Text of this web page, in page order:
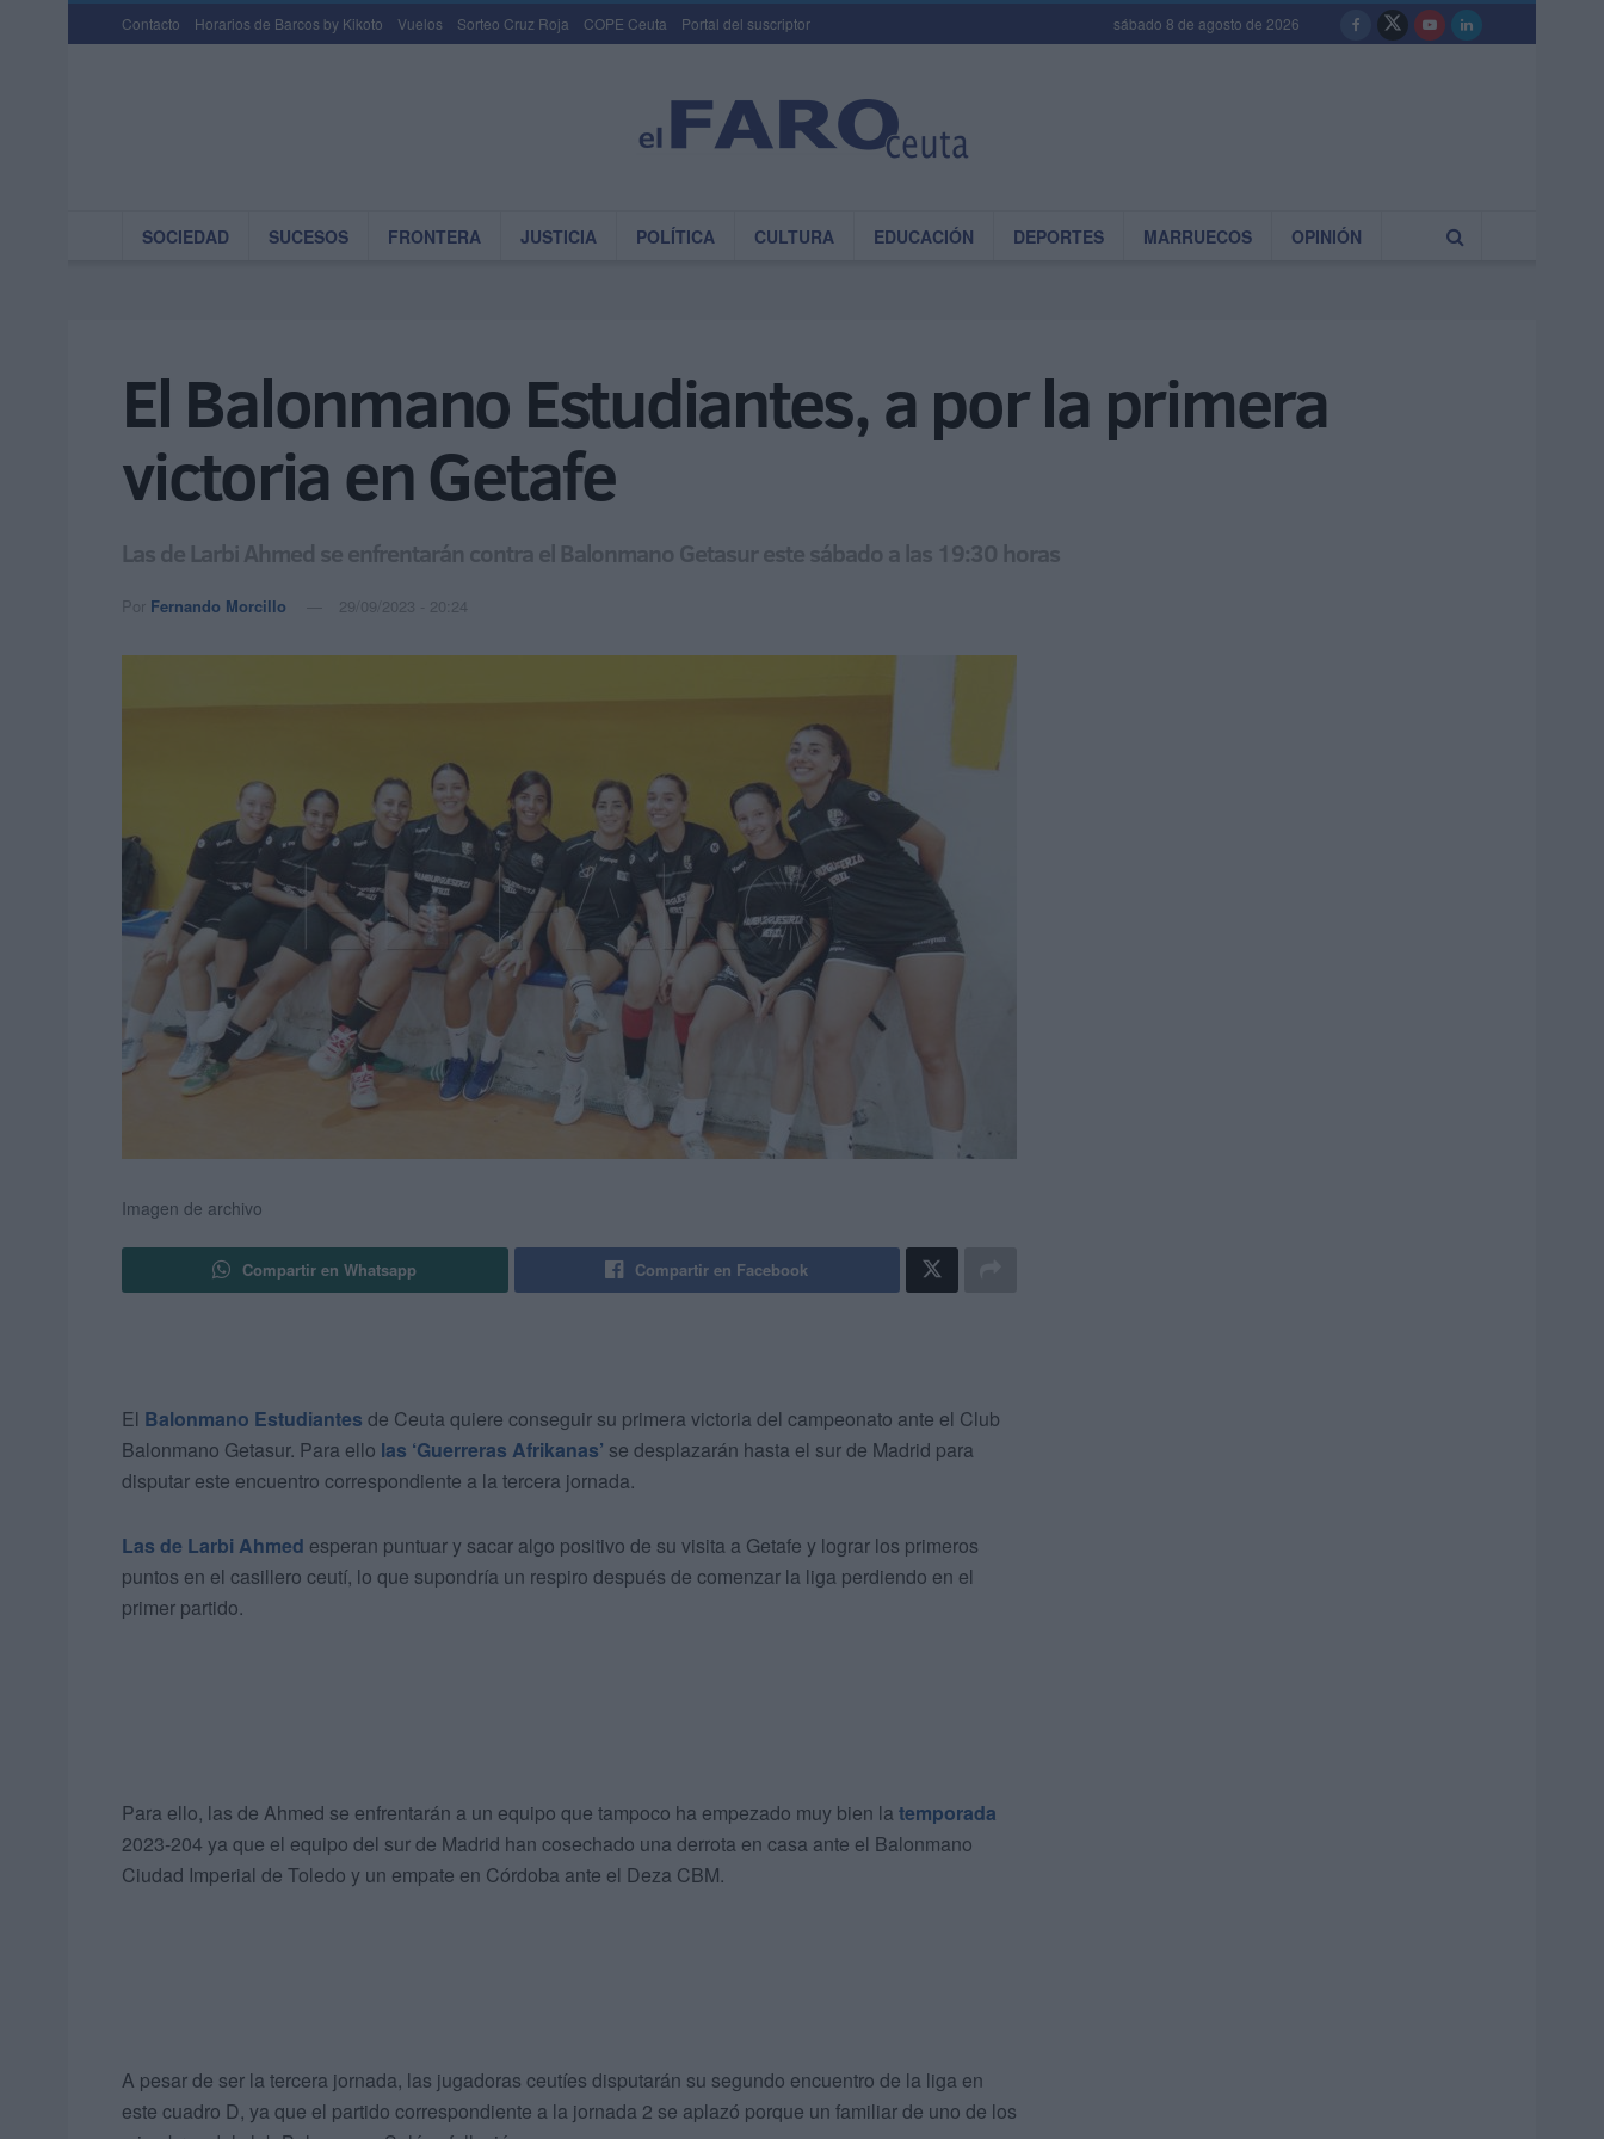
Contacto Horarios de Barcos by Kikoto Vuelos Sorteo Cruz Roja COPE Ceuta Portal del suscriptor sábado 8 de agosto de 2026
SOCIEDAD SUCESOS FRONTERA JUSTICIA POLÍTICA CULTURA EDUCACIÓN DEPORTES MARRUECOS OPINIÓN
El Balonmano Estudiantes, a por la primera
victoria en Getafe
Las de Larbi Ahmed se enfrentarán contra el Balonmano Getasur este sábado a las 19:30 horas
Por Fernando Morcillo 29/09/2023 - 20:24
Imagen de archivo
Compartir en Whatsapp Compartir en Facebook
El Balonmano Estudiantes de Ceuta quiere conseguir su primera victoria del campeonato ante el Club
Balonmano Getasur. Para ello las ‘Guerreras Afrikanas’ se desplazarán hasta el sur de Madrid para
disputar este encuentro correspondiente a la tercera jornada.
Las de Larbi Ahmed esperan puntuar y sacar algo positivo de su visita a Getafe y lograr los primeros
puntos en el casillero ceutí, lo que supondría un respiro después de comenzar la liga perdiendo en el
primer partido.
Para ello, las de Ahmed se enfrentarán a un equipo que tampoco ha empezado muy bien la temporada
2023-204 ya que el equipo del sur de Madrid han cosechado una derrota en casa ante el Balonmano
Ciudad Imperial de Toledo y un empate en Córdoba ante el Deza CBM.
A pesar de ser la tercera jornada, las jugadoras ceutíes disputarán su segundo encuentro de la liga en
este cuadro D, ya que el partido correspondiente a la jornada 2 se aplazó porque un familiar de uno de los